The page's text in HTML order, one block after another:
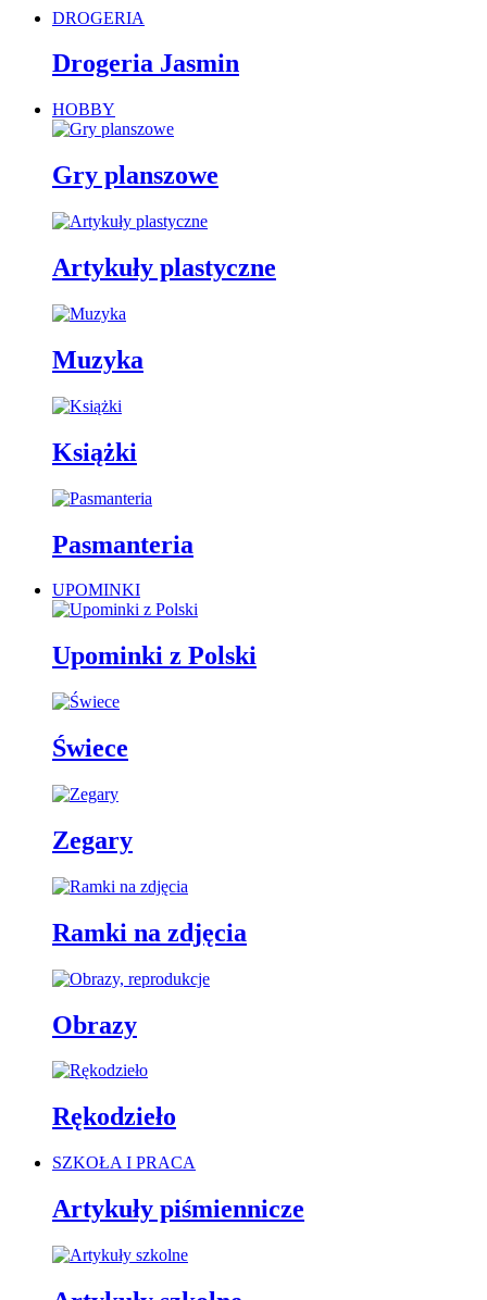
DROGERIA
Drogeria Jasmin
HOBBY
Gry planszowe
Artykuły plastyczne
Muzyka
Książki
Pasmanteria
UPOMINKI
Upominki z Polski
Świece
Zegary
Ramki na zdjęcia
Obrazy
Rękodzieło
SZKOŁA I PRACA
Artykuły piśmiennicze